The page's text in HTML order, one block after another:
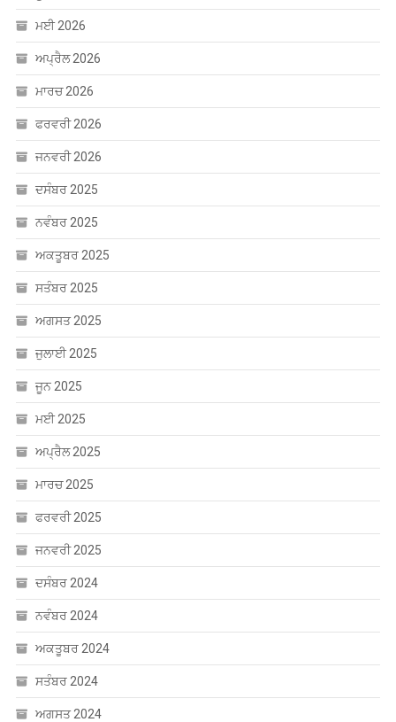
ਮਈ 2026
ਅਪ੍ਰੈਲ 2026
ਮਾਰਚ 2026
ਫਰਵਰੀ 2026
ਜਨਵਰੀ 2026
ਦਸੰਬਰ 2025
ਨਵੰਬਰ 2025
ਅਕਤੂਬਰ 2025
ਸਤੰਬਰ 2025
ਅਗਸਤ 2025
ਜੁਲਾਈ 2025
ਜੂਨ 2025
ਮਈ 2025
ਅਪ੍ਰੈਲ 2025
ਮਾਰਚ 2025
ਫਰਵਰੀ 2025
ਜਨਵਰੀ 2025
ਦਸੰਬਰ 2024
ਨਵੰਬਰ 2024
ਅਕਤੂਬਰ 2024
ਸਤੰਬਰ 2024
ਅਗਸਤ 2024